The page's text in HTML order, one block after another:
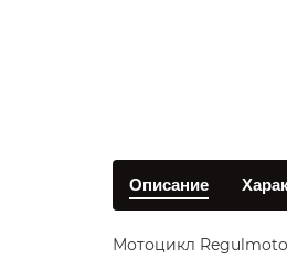
Описание
Мотоцикл Regulmoto